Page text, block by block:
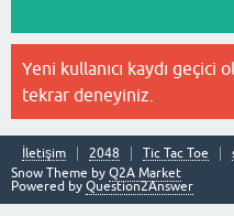
Yeni kullanıcı kaydı geçici
tekrar deneyiniz.
İletişim 2048 Tic Tac Toe
Snow Theme by Q2A Market
Powered by Question2Answer